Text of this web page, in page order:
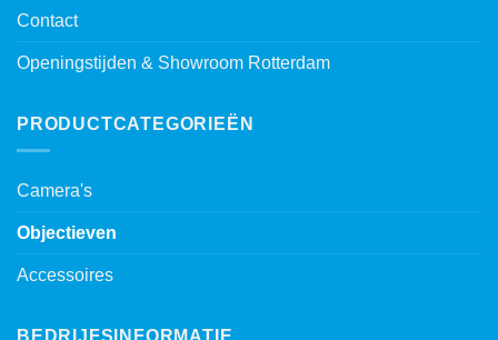
Contact
Openingstijden & Showroom Rotterdam
PRODUCTCATEGORIEËN
Camera's
Objectieven
Accessoires